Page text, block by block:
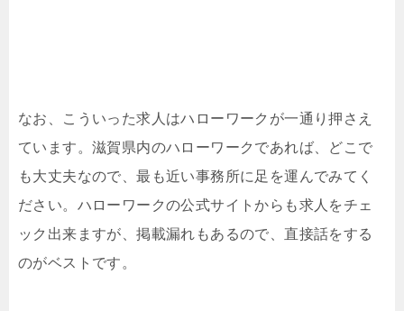
なお、こういった求人はハローワークが一通り押さえ
ています。滋賀県内のハローワークであれば、どこで
も大丈夫なので、最も近い事務所に足を運んでみてく
ださい。ハローワークの公式サイトからも求人をチェ
ック出来ますが、掲載漏れもあるので、直接話をする
のがベストです。